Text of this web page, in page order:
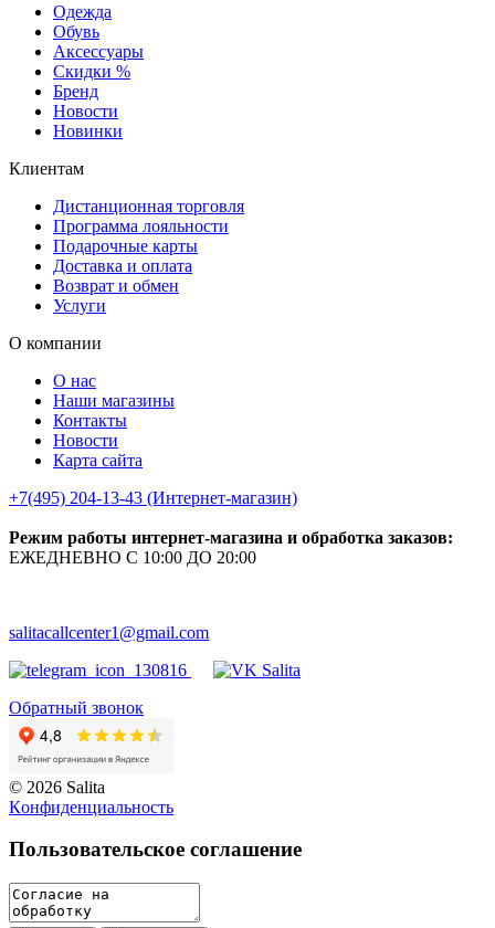
Одежда
Обувь
Аксессуары
Скидки %
Бренд
Новости
Новинки
Клиентам
Дистанционная торговля
Программа лояльности
Подарочные карты
Доставка и оплата
Возврат и обмен
Услуги
О компании
О нас
Наши магазины
Контакты
Новости
Карта сайта
+7(495) 204-13-43 (Интернет-магазин)
Режим работы интернет-магазина и обработка заказов:
ЕЖЕДНЕВНО С 10:00 ДО 20:00
salitacallcenter1@gmail.com
Обратный звонок
© 2026 Salita
Кoнфидeнциaльнoсть
Пользовательское соглашение